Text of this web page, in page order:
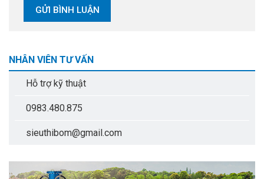
NHÂN VIÊN TƯ VẤN
Hỗ trợ kỹ thuật
0983.480.875
sieuthibom@gmail.com